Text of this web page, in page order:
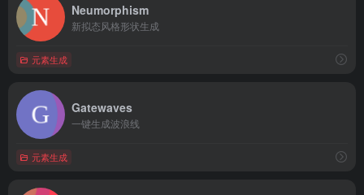
Neumorphism
新拟态风格形状生成
元素生成
Gatewaves
一键生成波浪线
元素生成